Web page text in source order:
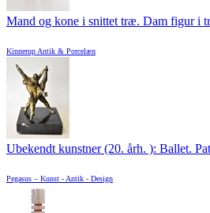
Mand og kone i snittet træ. Dam figur i
Kinnerup Antik & Porcelæn
Ubekendt kunstner (20. årh. ): Ballet.
Pegasus – Kunst - Antik - Design